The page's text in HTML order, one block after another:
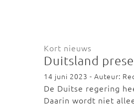
Kort nieuws
Duitsland
14 juni 2023 - Auteur:
De Duitse regering
Daarin wordt niet